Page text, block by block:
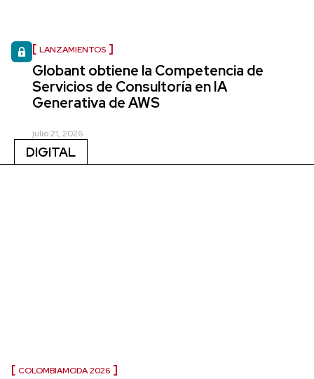
LANZAMIENTOS
Globant obtiene la Competencia de
Servicios de Consultoría en IA
Generativa de AWS
julio 21, 2026
DIGITAL
COLOMBIAMODA 2026